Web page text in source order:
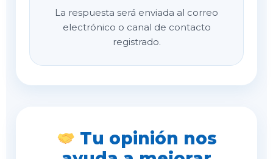
La respuesta será enviada al correo
electrónico o canal de contacto
registrado.
Tu opinión nos